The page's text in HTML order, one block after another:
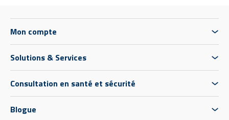
Mon compte
Solutions & Services
Consultation en santé et sécurité
Blogue